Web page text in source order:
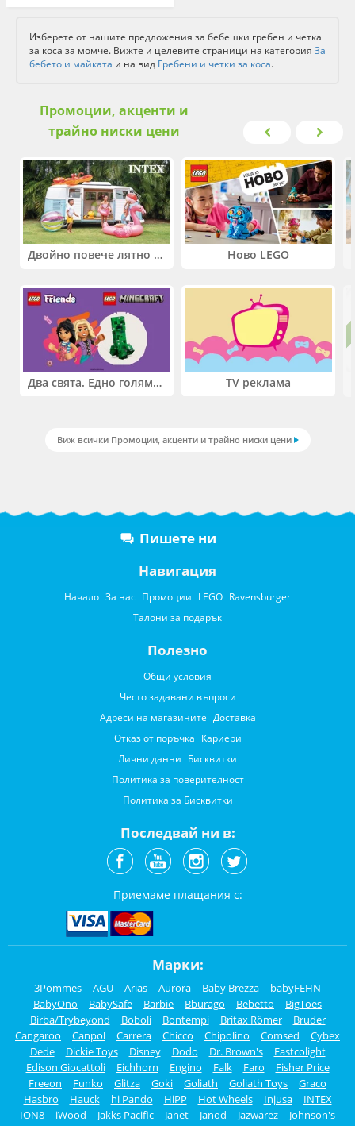
Изберете от нашите предложения за бебешки гребен и четка
за коса за момче. Вижте и целевите страници на категория За
бебето и майката и на вид Гребени и четки за коса.
Промоции, акценти и
трайно ниски цени
Двойно повече лятно забавление! Купи 2 продукта INTEX и вземи -33%
Два свята. Едно голямо приключение. Купи 2 продукта LEGO® Friends и/или LEGO® Minecraft и вземи -27%
Ново LEGO
TV реклама
Виж всички Промоции, акценти и трайно ниски цени
Пишете ни
Навигация
Начало За нас Промоции LEGO Ravensburger
Талони за подарък
Полезно
Общи условия
Често задавани въпроси
Адреси на магазините Доставка
Отказ от поръчка Кариери
Лични данни Бисквитки
Политика за поверителност
Политика за Бисквитки
Последвай ни в:
Приемаме плащания с:
Марки:
3Pommes AGU Arias Aurora Baby Brezza
babyFEHN
BabyOno
BabySafe Barbie Bburago Bebetto
BigToes
Birba/Trybeyond
Boboli Bontempi Britax Römer
Bruder
Cangaroo
Canpol Carrera Chicco Chipolino Comsed
Cybex
Dede
Dickie Toys Disney Dodo Dr. Brown's
Eastcolight
Edison Giocattoli
Eichhorn Engino Falk Faro
Fisher Price
Freeon
Funko Glitza Goki Goliath Goliath Toys
Graco
Hasbro
Hauck hi Pando HiPP Hot Wheels Injusa
INTEX
ION8
iWood Jakks Pacific Janet Janod Jazwarez
Johnson's